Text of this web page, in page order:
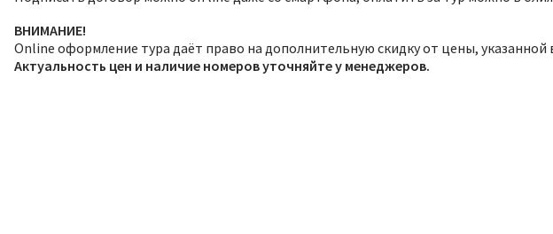
ВНИМАНИЕ!
Online оформление тура даёт право на дополнительную скидку от цены, указанной
Актуальность цен и наличие номеров уточняйте у менеджеров.